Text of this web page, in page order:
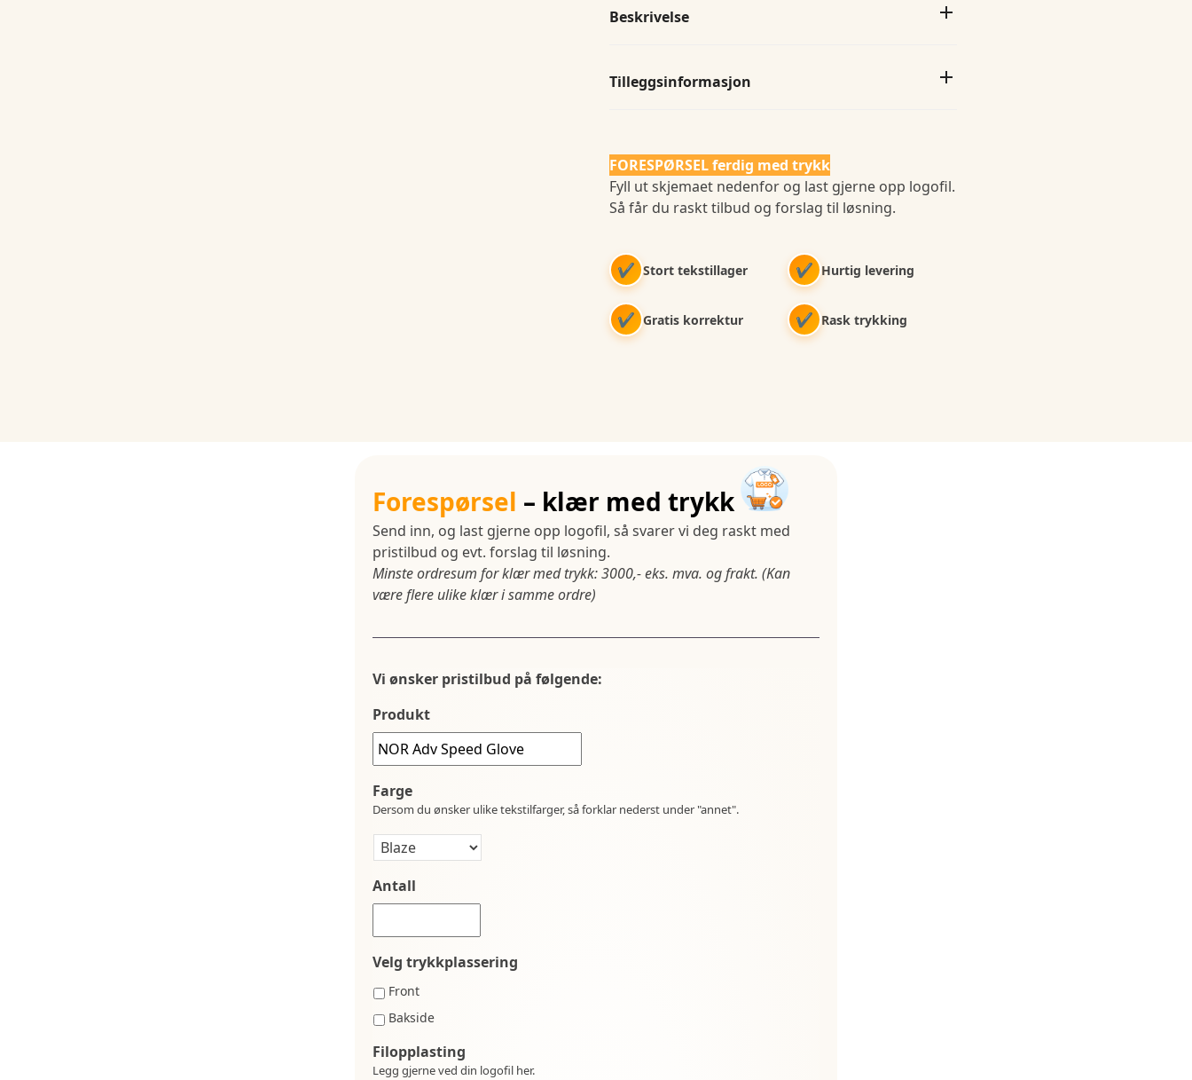
Beskrivelse
Tilleggsinformasjon
FORESPØRSEL ferdig med trykk
Fyll ut skjemaet nedenfor og last gjerne opp logofil.
Så får du raskt tilbud og forslag til løsning.
✔ Stort tekstillager ✔ Hurtig levering
✔ Gratis korrektur ✔ Rask trykking
Forespørsel – klær med trykk
Send inn, og last gjerne opp logofil, så svarer vi deg raskt med
pristilbud og evt. forslag til løsning.
Minste ordresum for klær med trykk: 3000,- eks. mva. og frakt. (Kan
være flere ulike klær i samme ordre)
Vi ønsker pristilbud på følgende:
Produkt
Farge
Dersom du ønsker ulike tekstilfarger, så forklar nederst under "annet".
Antall
Velg trykkplassering
Front
Bakside
Filopplasting
Legg gjerne ved din logofil her.